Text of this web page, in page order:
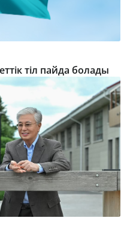
тіл пайда болады